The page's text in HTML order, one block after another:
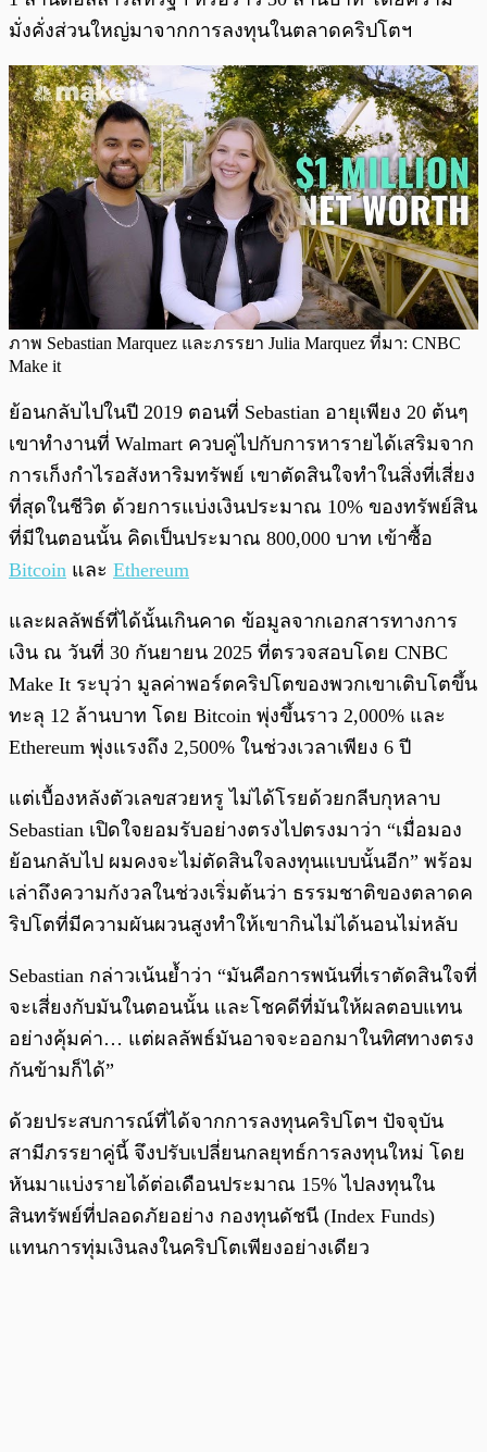
มั่งคั่งส่วนใหญ่มาจากการลงทุนในตลาดคริปโตฯ
ภาพ Sebastian Marquez และภรรยา Julia Marquez ที่มา: CNBC
Make it
ย้อนกลับไปในปี 2019 ตอนที่ Sebastian อายุเพียง 20 ต้นๆ
เขาทำงานที่ Walmart ควบคู่ไปกับการหารายได้เสริมจาก
การเก็งกำไรอสังหาริมทรัพย์ เขาตัดสินใจทำในสิ่งที่เสี่ยง
ที่สุดในชีวิต ด้วยการแบ่งเงินประมาณ 10% ของทรัพย์สิน
ที่มีในตอนนั้น คิดเป็นประมาณ 800,000 บาท เข้าซื้อ
Bitcoin และ Ethereum
และผลลัพธ์ที่ได้นั้นเกินคาด ข้อมูลจากเอกสารทางการ
เงิน ณ วันที่ 30 กันยายน 2025 ที่ตรวจสอบโดย CNBC
Make It ระบุว่า มูลค่าพอร์ตคริปโตของพวกเขาเติบโตขึ้น
ทะลุ 12 ล้านบาท โดย Bitcoin พุ่งขึ้นราว 2,000% และ
Ethereum พุ่งแรงถึง 2,500% ในช่วงเวลาเพียง 6 ปี
แต่เบื้องหลังตัวเลขสวยหรู ไม่ได้โรยด้วยกลีบกุหลาบ
Sebastian เปิดใจยอมรับอย่างตรงไปตรงมาว่า “เมื่อมอง
ย้อนกลับไป ผมคงจะไม่ตัดสินใจลงทุนแบบนั้นอีก” พร้อม
เล่าถึงความกังวลในช่วงเริ่มต้นว่า ธรรมชาติของตลาดค
ริปโตที่มีความผันผวนสูงทำให้เขากินไม่ได้นอนไม่หลับ
Sebastian กล่าวเน้นย้ำว่า “มันคือการพนันที่เราตัดสินใจที่
จะเสี่ยงกับมันในตอนนั้น และโชคดีที่มันให้ผลตอบแทน
อย่างคุ้มค่า… แต่ผลลัพธ์มันอาจจะออกมาในทิศทางตรง
กันข้ามก็ได้”
ด้วยประสบการณ์ที่ได้จากการลงทุนคริปโตฯ ปัจจุบัน
สามีภรรยาคู่นี้ จึงปรับเปลี่ยนกลยุทธ์การลงทุนใหม่ โดย
หันมาแบ่งรายได้ต่อเดือนประมาณ 15% ไปลงทุนใน
สินทรัพย์ที่ปลอดภัยอย่าง กองทุนดัชนี (Index Funds)
แทนการทุ่มเงินลงในคริปโตเพียงอย่างเดียว